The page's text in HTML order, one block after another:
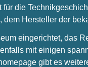
die
dem Hersteller der
eingerichtet, das
mit einigen
gibt es